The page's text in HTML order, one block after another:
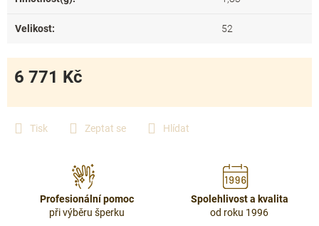
Tisk Zeptat se Hlídat
6 771 Kč
cena:
Velikost: 52
Profesionální pomoc
při výběru šperku
Spolehlivost a kvalita
od roku 1996